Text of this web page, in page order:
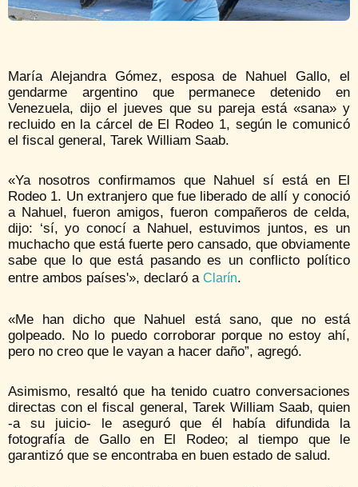
María Alejandra Gómez, esposa de Nahuel Gallo, el
gendarme argentino que permanece detenido en
Venezuela, dijo el jueves que su pareja está «sana» y
recluido en la cárcel de El Rodeo 1, según le comunicó
el fiscal general, Tarek William Saab.
«Ya nosotros confirmamos que Nahuel sí está en El
Rodeo 1. Un extranjero que fue liberado de allí y conoció
a Nahuel, fueron amigos, fueron compañeros de celda,
dijo: ‘sí, yo conocí a Nahuel, estuvimos juntos, es un
muchacho que está fuerte pero cansado, que obviamente
sabe que lo que está pasando es un conflicto político
entre ambos países'», declaró a Clarín.
«Me han dicho que Nahuel está sano, que no está
golpeado. No lo puedo corroborar porque no estoy ahí,
pero no creo que le vayan a hacer daño”, agregó.
Asimismo, resaltó que ha tenido cuatro conversaciones
directas con el fiscal general, Tarek William Saab, quien
-a su juicio- le aseguró que él había difundida la
fotografía de Gallo en El Rodeo; al tiempo que le
garantizó que se encontraba en buen estado de salud.